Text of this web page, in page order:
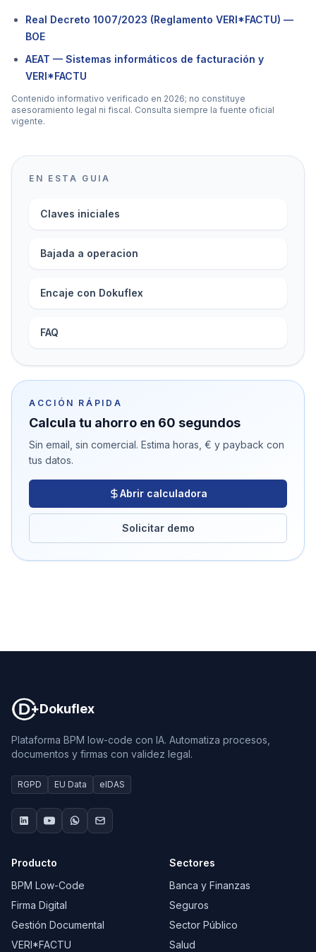
Real Decreto 1007/2023 (Reglamento VERI*FACTU) —
BOE
AEAT — Sistemas informáticos de facturación y
VERI*FACTU
Contenido informativo verificado en 2026; no constituye
asesoramiento legal ni fiscal. Consulta siempre la fuente oficial
vigente.
EN ESTA GUIA
Claves iniciales
Bajada a operacion
Encaje con Dokuflex
FAQ
ACCIÓN RÁPIDA
Calcula tu ahorro en 60 segundos
Sin email, sin comercial. Estima horas, € y payback con
tus datos.
Abrir calculadora
Solicitar demo
Dokuflex
Plataforma BPM low-code con IA. Automatiza procesos,
documentos y firmas con validez legal.
RGPD EU Data eIDAS
Producto
BPM Low-Code
Firma Digital
Gestión Documental
VERI*FACTU
Sectores
Banca y Finanzas
Seguros
Sector Público
Salud